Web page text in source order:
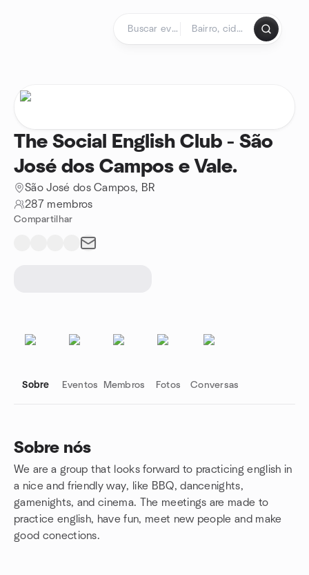
The Social English Club - São
José dos Campos e Vale.
São José dos Campos, BR
287 membros
Compartilhar
Sobre Eventos Membros Fotos Conversas
Sobre nós
We are a group that looks forward to practicing english in
a nice and friendly way, like BBQ, dancenights,
gamenights, and cinema. The meetings are made to
practice english, have fun, meet new people and make
good conections.
Links do grupo